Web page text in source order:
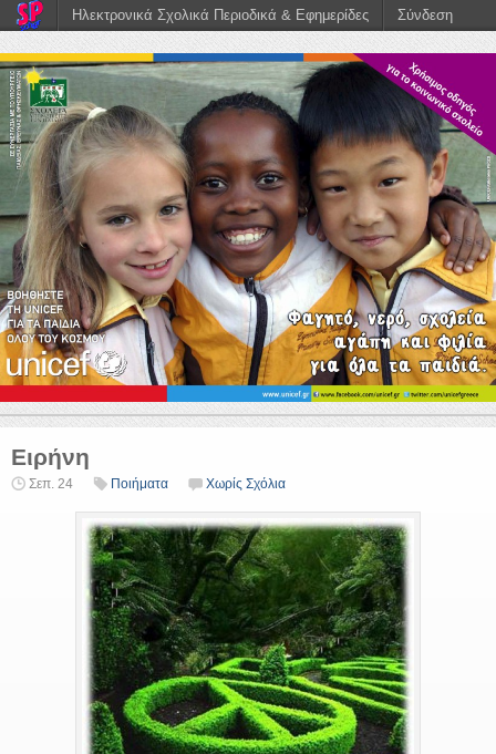
Ειρήνη
Σεπ. 24 Ποιήματα Χωρίς Σχόλια
Ηλεκτρονικά Σχολικά Περιοδικά & Εφημερίδες Σύνδεση